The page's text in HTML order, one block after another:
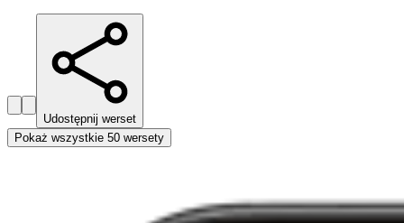
Udostępnij werset
Pokaż wszystkie 50 wersety